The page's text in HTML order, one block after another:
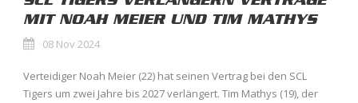
MIT NOAH MEIER UND TIM MATHYS
08 Nov 2024
Verteidiger Noah Meier (22) hat seinen Vertrag bei den SCL
Tigers um zwei Jahre bis 2027 verlängert. Tim Mathys (19), der